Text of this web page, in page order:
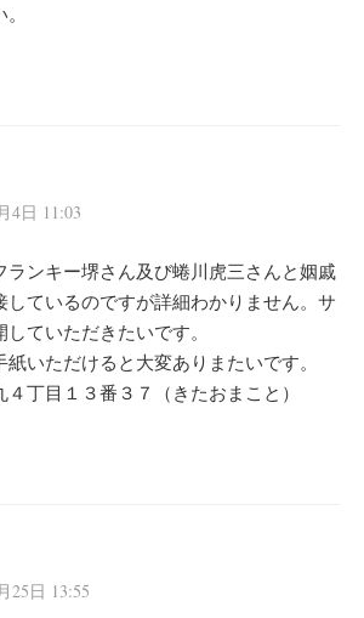
4日 11:03
ランキー堺さん及び蜷川虎三さんと姻戚
しているのですが詳細わかりません。サ
ていただきたいです。
いただけると大変ありまたいです。
丁目１３番３７（きたおまこと）
25日 13:55